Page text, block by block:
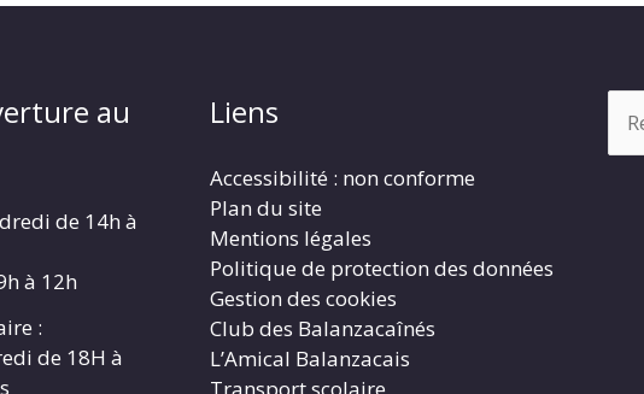
au
de 14h à
à 12h
:
de 18H à
Liens
Accessibilité : non conforme
Plan du site
Mentions légales
Politique de protection des données
Gestion des cookies
Club des Balanzacaînés
L’Amical Balanzacais